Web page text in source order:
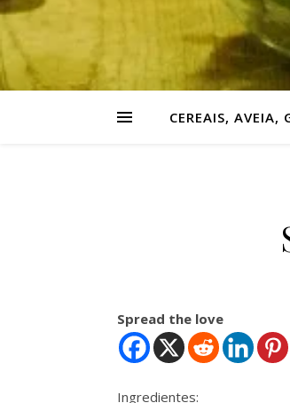
CEREAIS, AVEIA,
Spread the love
Ingredientes: